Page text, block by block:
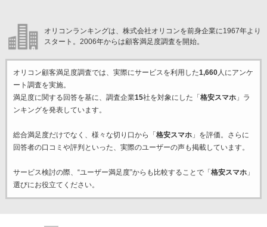
オリコンランキングは、株式会社オリコンを前身企業に1967年より
スタート。2006年からは顧客満足度調査を開始。
オリコン顧客満足度調査では、実際にサービスを利用した1,660人にアンケ
ート調査を実施。
満足度に関する回答を基に、調査企業15社を対象にした「 格安スマホ」ラ
ンキングを発表しています。
総合満足度だけでなく、様々な切り口から「 格安スマホ」を評価。さらに
回答者の口コミや評判といった、実際のユーザーの声も掲載しています。
サービス検討の際、“ユーザー満足度”からも比較することで「 格安スマホ」
選びにお役立てください。